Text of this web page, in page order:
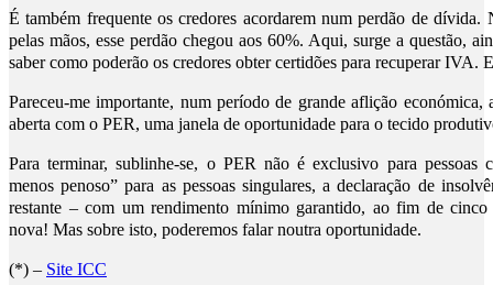
É também frequente os credores acordarem num perdão de dívida.
pelas mãos, esse perdão chegou aos 60%. Aqui, surge a questão,
saber como poderão os credores obter certidões para recuperar IVA.
Pareceu-me importante, num período de grande aflição
aberta com o PER, uma janela de oportunidade para o tecido
Para terminar, sublinhe-se, o PER não é exclusivo para pessoas
menos penoso” para as pessoas singulares, a declaração de
restante – com um rendimento mínimo garantido, ao fim de
nova! Mas sobre isto, poderemos falar noutra oportunidade.
(*) – Site ICC